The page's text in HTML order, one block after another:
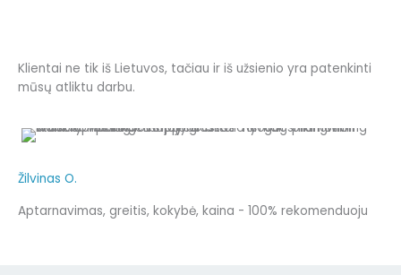
Klientai ne tik iš Lietuvos, tačiau ir iš užsienio yra patenkinti
mūsų atliktu darbu.
Žilvinas O.
Aptarnavimas, greitis, kokybė, kaina - 100% rekomenduoju